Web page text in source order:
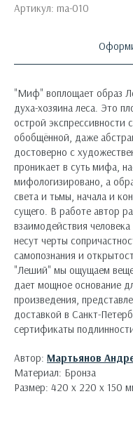
Артикул: ma-010
"Миф" воплощает образ
духа-хозяина леса. Это
острой экспрессивности
обобщённой, даже
достоверно с
проникает в суть мифа,
мифологизировано, а
света и тьмы, начала и
сущего. В работе автор
взаимодействия
несут черты
самопознания и
"Леший" мы ощущаем
дает мощное основание
произведения,
доставкой в Санкт-
сертификаты
Автор: Мартьянов
Материал: Бронза
Размер: 420 х 220 х 150